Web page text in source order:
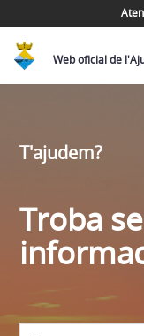
Web oficial de
T'ajudem?
Troba